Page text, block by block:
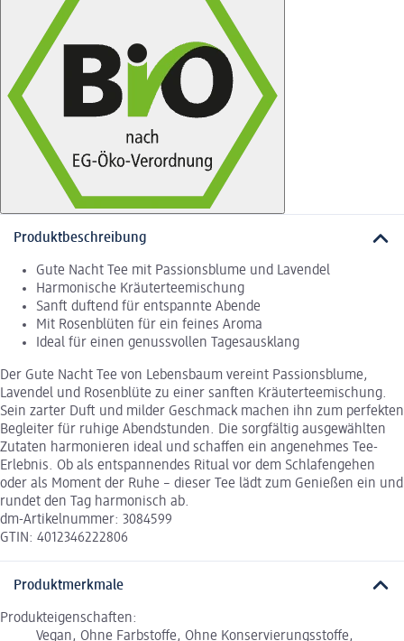
Produktbeschreibung
Gute Nacht Tee mit Passionsblume und Lavendel
Harmonische Kräuterteemischung
Sanft duftend für entspannte Abende
Mit Rosenblüten für ein feines Aroma
Ideal für einen genussvollen Tagesausklang
Der Gute Nacht Tee von Lebensbaum vereint Passionsblume,
Lavendel und Rosenblüte zu einer sanften Kräuterteemischung.
Sein zarter Duft und milder Geschmack machen ihn zum perfekten
Begleiter für ruhige Abendstunden. Die sorgfältig ausgewählten
Zutaten harmonieren ideal und schaffen ein angenehmes Tee-
Erlebnis. Ob als entspannendes Ritual vor dem Schlafengehen
oder als Moment der Ruhe – dieser Tee lädt zum Genießen ein und
rundet den Tag harmonisch ab.
dm-Artikelnummer: 3084599
GTIN: 4012346222806
Produktmerkmale
Produkteigenschaften:
Vegan, Ohne Farbstoffe, Ohne Konservierungsstoffe,